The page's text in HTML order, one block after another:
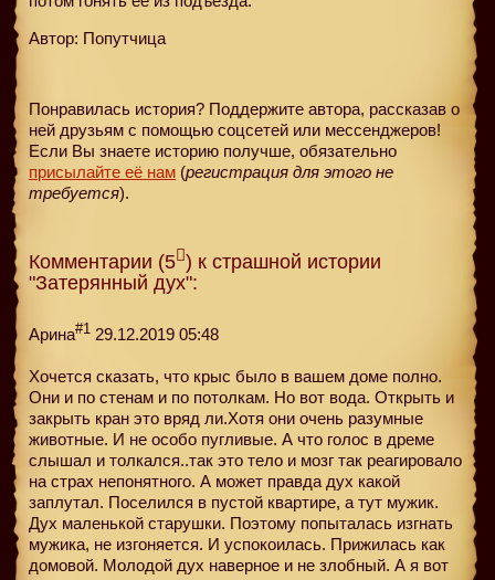
Автор: Попутчица
Понравилась история? Поддержите автора, рассказав о
ней друзьям с помощью соцсетей или мессенджеров!
Если Вы знаете историю получше, обязательно
присылайте её нам (регистрация для этого не
требуется).
Комментарии (5 ) к страшной истории
"Затерянный дух":
Арина#1 29.12.2019 05:48
Хочется сказать, что крыс было в вашем доме полно.
Они и по стенам и по потолкам. Но вот вода. Открыть и
закрыть кран это вряд ли.Хотя они очень разумные
животные. И не особо пугливые. А что голос в дреме
слышал и толкался..так это тело и мозг так реагировало
на страх непонятного. А может правда дух какой
заплутал. Поселился в пустой квартире, а тут мужик.
Дух маленькой старушки. Поэтому попыталась изгнать
мужика, не изгоняется. И успокоилась. Прижилась как
домовой. Молодой дух наверное и не злобный. А я вот